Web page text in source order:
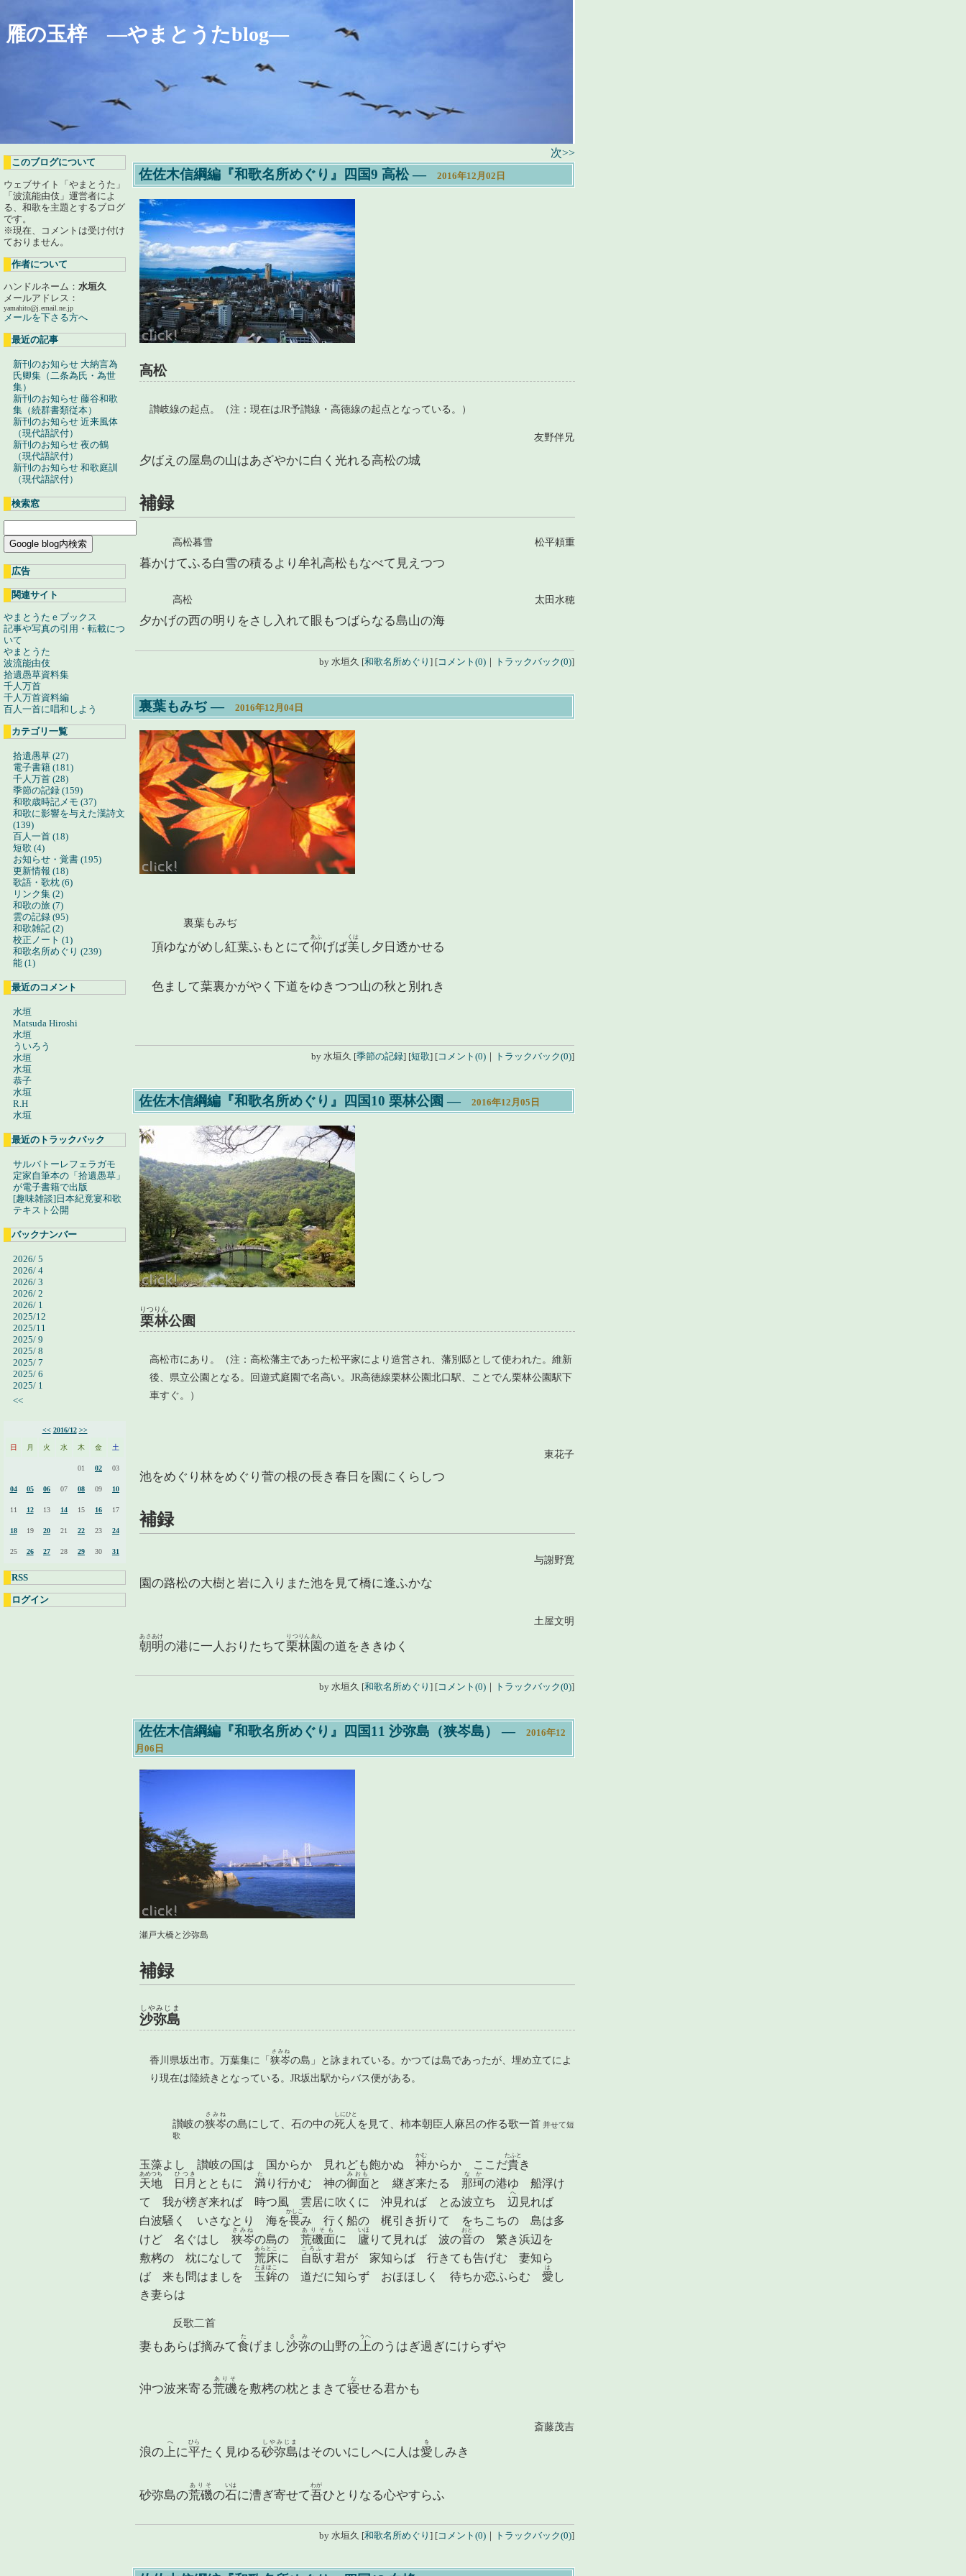
雁の玉梓 ―やまとうたblog―
このブログについて
ウェブサイト「やまとうた」
「波流能由伎」運営者によ
る、和歌を主題とするブログ
です。
※現在、コメントは受け付け
ておりません。
作者について
ハンドルネーム： 水垣久
メールアドレス：
yamahito@j.email.ne.jp
メールを下さる方へ
最近の記事
新刊のお知らせ 大納言為
氏卿集（二条為氏・為世
集）
新刊のお知らせ 藤谷和歌
集（続群書類従本）
新刊のお知らせ 近来風体
（現代語訳付）
新刊のお知らせ 夜の鶴
（現代語訳付）
新刊のお知らせ 和歌庭訓
（現代語訳付）
検索窓
広告
関連サイト
やまとうたｅブックス
記事や写真の引用・転載につ
いて
やまとうた
波流能由伎
拾遺愚草資料集
千人万首
千人万首資料編
百人一首に唱和しよう
カテゴリ一覧
拾遺愚草 (27)
電子書籍 (181)
千人万首 (28)
季節の記録 (159)
和歌歳時記メモ (37)
和歌に影響を与えた漢詩文
(139)
百人一首 (18)
短歌 (4)
お知らせ・覚書 (195)
更新情報 (18)
歌語・歌枕 (6)
リンク集 (2)
和歌の旅 (7)
雲の記録 (95)
和歌雑記 (2)
校正ノート (1)
和歌名所めぐり (239)
能 (1)
最近のコメント
水垣
Matsuda Hiroshi
水垣
ういろう
水垣
水垣
恭子
水垣
R.H
水垣
最近のトラックバック
サルバトーレフェラガモ
定家自筆本の「拾遺愚草」
が電子書籍で出版
[趣味雑談]日本紀竟宴和歌
テキスト公開
バックナンバー
2026/ 5
2026/ 4
2026/ 3
2026/ 2
2026/ 1
2025/12
2025/11
2025/ 9
2025/ 8
2025/ 7
2025/ 6
2025/ 1
<<
<< 2016/12 >>
日 月 火 水 木 金 土
01 02 03
04 05 06 07 08 09 10
11 12 13 14 15 16 17
18 19 20 21 22 23 24
25 26 27 28 29 30 31
RSS
ログイン
次>>
佐佐木信綱編『和歌名所めぐり』四国9 高松― 2016年12月02日
高松
讃岐線の起点。（注：現在はJR予讃線・高徳線の起点となっている。）
友野伴兄
夕ばえの屋島の山はあざやかに白く光れる高松の城
補録
高松暮雪 松平頼重
暮かけてふる白雪の積るより牟礼高松もなべて見えつつ
高松 太田水穂
夕かげの西の明りをさし入れて眼もつばらなる島山の海
by 水垣久 [和歌名所めぐり ] [コメント(0) ｜ トラックバック(0)]
裏葉もみぢ― 2016年12月04日
裏葉もみぢ
頂ゆながめし紅葉ふもとにて仰
あふ
げば美
くは
し夕日透かせる
色まして葉裏かがやく下道をゆきつつ山の秋と別れき
by 水垣久 [季節の記録] [短歌] [コメント(0) ｜ トラックバック(0)]
佐佐木信綱編『和歌名所めぐり』四国10 栗林公園 ― 2016年12月05日
栗林
りつりん
公園
高松市にあり。（注：高松藩主であった松平家により造営され、藩別邸として使われた。維新
後、県立公園となる。回遊式庭園で名高い。JR高徳線栗林公園北口駅、ことでん栗林公園駅下
車すぐ。）
東花子
池をめぐり林をめぐり菅の根の長き春日を園にくらしつ
補録
与謝野寛
園の路松の大樹と岩に入りまた池を見て橋に逢ふかな
土屋文明
朝明
あさあけ
の港に一人おりたちて栗林園
りつりんゑん
の道をききゆく
by 水垣久 [和歌名所めぐり ] [コメント(0) ｜ トラックバック(0)]
佐佐木信綱編『和歌名所めぐり』四国11 沙弥島（狭岑島） ―
2016年12
月06日
瀬戸大橋と沙弥島
補録
沙弥島
しやみじま
香川県坂出市。万葉集に「狭岑
さみね
の島」と詠まれている。かつては島であったが、埋め立てによ
り現在は陸続きとなっている。JR坂出駅からバス便がある。
讃岐の狭岑
さみね
の島にして、石の中の死人
しにひと
を見て、柿本朝臣人麻呂の作る歌一首 并せて短
歌
玉藻よし 讃岐の国は 国からか 見れども飽かぬ 神
かむ
からか ここだ貴
たふと
き
天地
あめつち
日月
ひつき
とともに 満
た
り行かむ 神の御面
みおも
と 継ぎ来たる 那珂
なか
の港ゆ 船浮け
て 我が榜ぎ来れば 時つ風 雲居に吹くに 沖見れば とゐ波立ち 辺
へ
見れば
白波騒く いさなとり 海を畏
かしこ
み 行く船の 梶引き折りて をちこちの 島は多
けど 名ぐはし 狭岑
さみね
の島の 荒磯面
ありそも
に 廬
いほ
りて見れば 波の音
おと
の 繁き浜辺を
敷栲の 枕になして 荒床
あらとこ
に 自臥
ころふ
す君が 家知らば 行きても告げむ 妻知ら
ば 来も問はましを 玉鉾
たまほこ
の 道だに知らず おほほしく 待ちか恋ふらむ 愛
は
し
き妻らは
反歌二首
妻もあらば摘みて食
た
げまし沙弥
さみ
の山野の上
うへ
のうはぎ過ぎにけらずや
沖つ波来寄る荒磯
ありそ
を敷栲の枕とまきて寝
な
せる君かも
斎藤茂吉
浪の上
へ
に平
ひら
たく見ゆる砂弥島
しやみじま
はそのいにしへに人は愛
を
しみき
砂弥島の荒磯
ありそ
の石
いは
に漕ぎ寄せて吾
わが
ひとりなる心やすらふ
by 水垣久 [和歌名所めぐり ] [コメント(0) ｜ トラックバック(0)]